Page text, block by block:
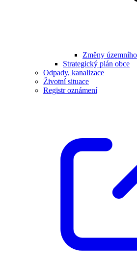
Změny
Strategický plán obce
Odpady, kanalizace
Životní situace
Registr oznámení